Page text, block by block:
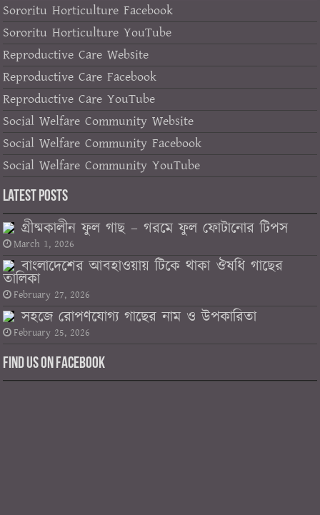
Sororitu Horticulture Facebook
Sororitu Horticulture YouTube
Reproductive Care Website
Reproductive Care Facebook
Reproductive Care YouTube
Social Welfare Community Website
Social Welfare Community Facebook
Social Welfare Community YouTube
Latest Posts
গ্রীষ্মকালীন ফুল গাছ – গরমে ফুল ফোটানোর টিপস
March 1, 2026
বাংলাদেশের আবহাওয়ায় টিকে থাকা ঔষধি গাছের
তালিকা
February 27, 2026
সহজে রোপণযোগ্য গাছের নাম ও উপকারিতা
February 25, 2026
Find us on Facebook